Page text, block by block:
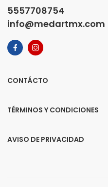
5557708754
info@medartmx.com
CONTÁCTO
TÉRMINOS Y CONDICIONES
AVISO DE PRIVACIDAD